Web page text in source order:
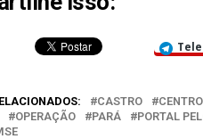
CASTRO CENTRO
OPERAÇÃO PARÁ PORTAL